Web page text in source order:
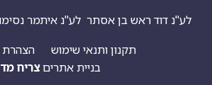
ראש בן אסתר לע"נ איתמר נסימוב בן מרגלית
תקנון ותנאי שימוש
הצהרת נגישות
בניית אתריםצריח מדיה